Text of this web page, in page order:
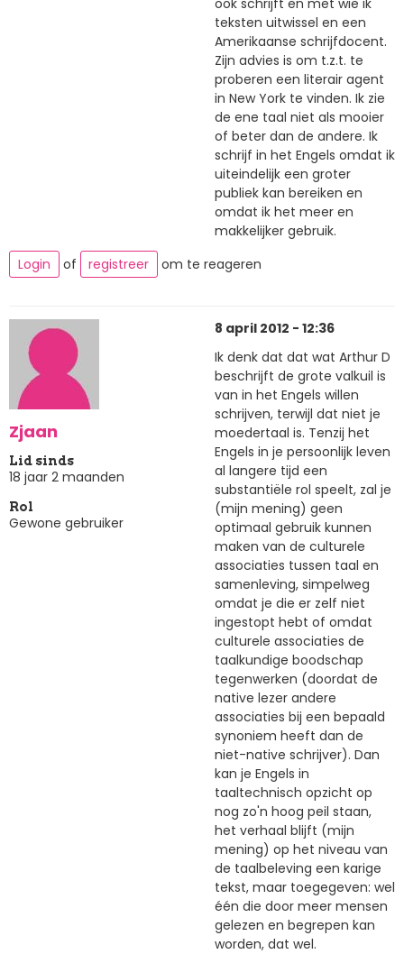
ook schrijft en met wie ik
teksten uitwissel en een
Amerikaanse schrijfdocent.
Zijn advies is om t.z.t. te
proberen een literair agent
in New York te vinden. Ik zie
de ene taal niet als mooier
of beter dan de andere. Ik
schrijf in het Engels omdat ik
uiteindelijk een groter
publiek kan bereiken en
omdat ik het meer en
makkelijker gebruik.
Login
of registreer om te reageren
Zjaan
Lid sinds
18 jaar 2 maanden
Rol
Gewone gebruiker
8 april 2012 - 12:36
Ik denk dat dat wat Arthur D
beschrijft de grote valkuil is
van in het Engels willen
schrijven, terwijl dat niet je
moedertaal is. Tenzij het
Engels in je persoonlijk leven
al langere tijd een
substantiële rol speelt, zal je
(mijn mening) geen
optimaal gebruik kunnen
maken van de culturele
associaties tussen taal en
samenleving, simpelweg
omdat je die er zelf niet
ingestopt hebt of omdat
culturele associaties de
taalkundige boodschap
tegenwerken (doordat de
native lezer andere
associaties bij een bepaald
synoniem heeft dan de
niet-native schrijver). Dan
kan je Engels in
taaltechnisch opzicht op
nog zo'n hoog peil staan,
het verhaal blijft (mijn
mening) op het niveau van
de taalbeleving een karige
tekst, maar toegegeven: wel
één die door meer mensen
gelezen en begrepen kan
worden, dat wel.